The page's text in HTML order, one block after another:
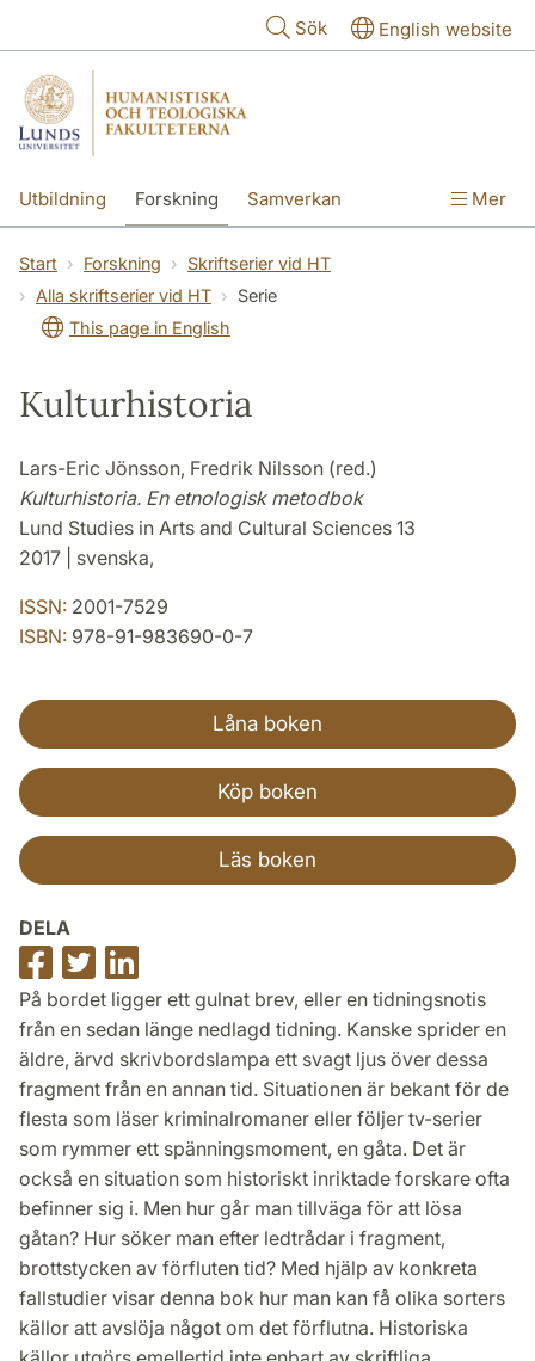
Sök English website
Utbildning Forskning Samverkan Mer
Start Forskning
Skriftserier vid HT
Alla skriftserier vid HT
Serie
This page in English
Kulturhistoria
Lars-Eric Jönsson, Fredrik Nilsson (red.)
Kulturhistoria. En etnologisk metodbok
Lund Studies in Arts and Cultural Sciences 13
2017 | svenska,
ISSN: 2001-7529
ISBN: 978-91-983690-0-7
Låna boken
Köp boken
Läs boken
DELA
Dela
på
Facebook
Dela
på
Twitter
på
LinkedIn
På bordet ligger ett gulnat brev, eller en tidningsnotis
från en sedan länge nedlagd tidning. Kanske sprider en
äldre, ärvd skrivbordslampa ett svagt ljus över dessa
fragment från en annan tid. Situationen är bekant för de
flesta som läser kriminalromaner eller följer tv-serier
som rymmer ett spänningsmoment, en gåta. Det är
också en situation som historiskt inriktade forskare ofta
befinner sig i. Men hur går man tillväga för att lösa
gåtan? Hur söker man efter ledtrådar i fragment,
brottstycken av förfluten tid? Med hjälp av konkreta
fallstudier visar denna bok hur man kan få olika sorters
källor att avslöja något om det förflutna. Historiska